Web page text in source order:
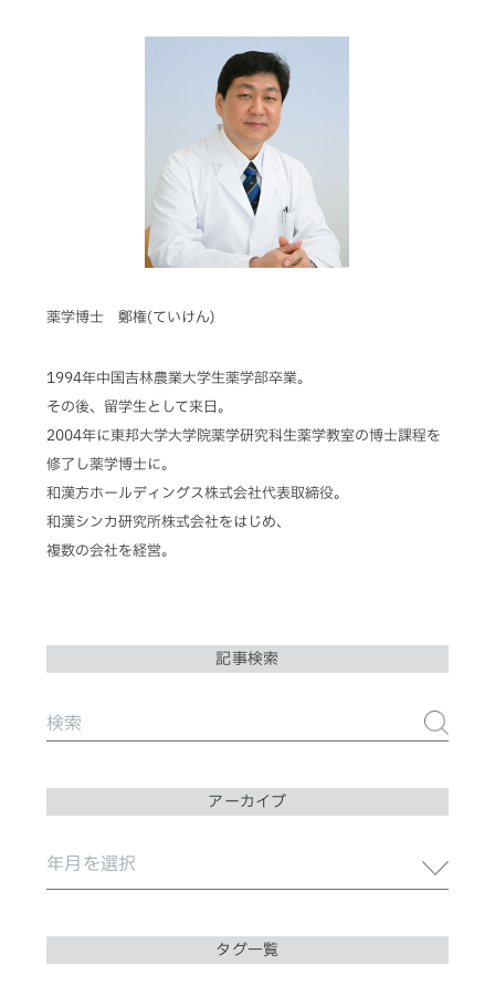
薬学博士 鄭権(ていけん)
1994年中国吉林農業大学生薬学部卒業。
その後、留学生として来日。
2004年に東邦大学大学院薬学研究科生薬学教室の博士課程を
修了し薬学博士に。
和漢方ホールディングス株式会社代表取締役。
和漢シンカ研究所株式会社をはじめ、
複数の会社を経営。
記事検索
アーカイブ
タグ一覧